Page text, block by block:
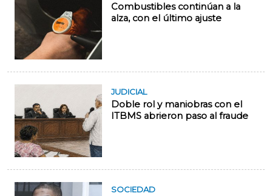
Combustibles continúan a la
alza, con el último ajuste
JUDICIAL
Doble rol y maniobras con el
ITBMS abrieron paso al fraude
SOCIEDAD